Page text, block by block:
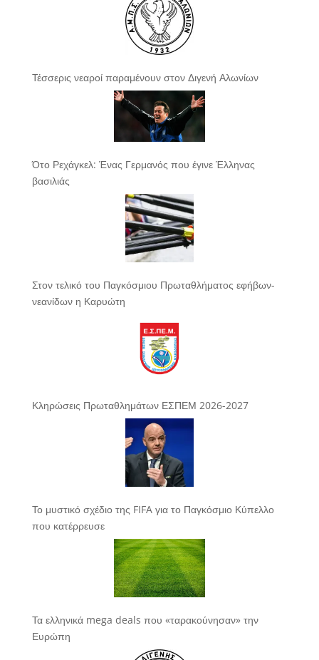
Τέσσερις νεαροί παραμένουν στον Διγενή Αλωνίων
Ότο Ρεχάγκελ: Ένας Γερμανός που έγινε Έλληνας
βασιλιάς
Στον τελικό του Παγκόσμιου Πρωταθλήματος εφήβων-
νεανίδων η Καρυώτη
Κληρώσεις Πρωταθλημάτων ΕΣΠΕΜ 2026-2027
Το μυστικό σχέδιο της FIFA για το Παγκόσμιο Κύπελλο
που κατέρρευσε
Τα ελληνικά mega deals που «ταρακούνησαν» την
Ευρώπη